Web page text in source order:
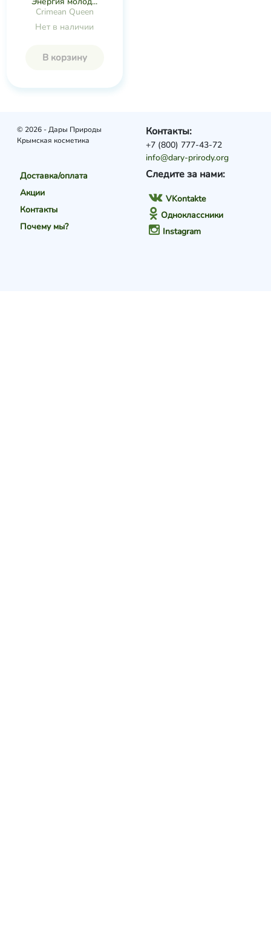
Crimean Queen
Нет в наличии
В корзину
© 2026 - Дары Природы
Крымская косметика
Доставка/оплата
Акции
Контакты
Почему мы?
Следите за нами:
VKontakte
Одноклассники
Instagram
Контакты:
+7 (800) 777-43-72
info@dary-prirody.org